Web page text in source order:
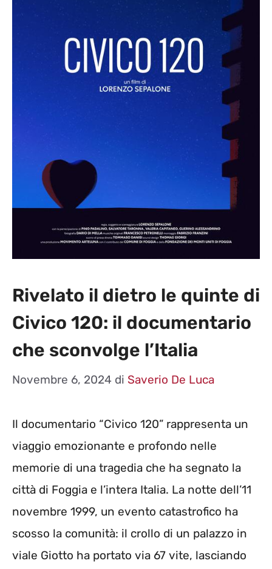
Rivelato il dietro le quinte di
Civico 120: il documentario
che sconvolge l’Italia
Novembre 6, 2024 di Saverio De Luca
Il documentario “Civico 120” rappresenta un
viaggio emozionante e profondo nelle
memorie di una tragedia che ha segnato la
città di Foggia e l’intera Italia. La notte dell’11
novembre 1999, un evento catastrofico ha
scosso la comunità: il crollo di un palazzo in
viale Giotto ha portato via 67 vite, lasciando